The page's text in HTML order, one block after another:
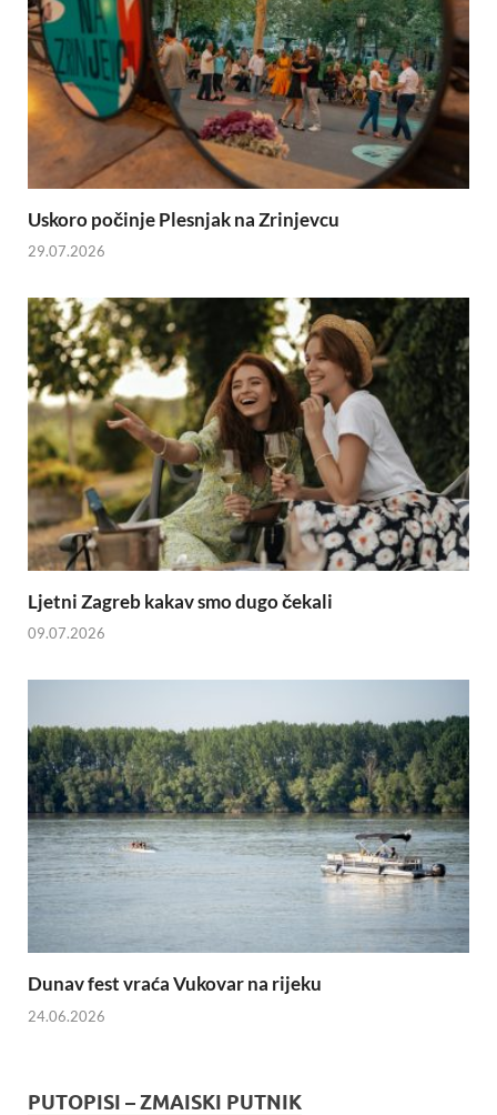
Uskoro počinje Plesnjak na Zrinjevcu
29.07.2026
Ljetni Zagreb kakav smo dugo čekali
09.07.2026
Dunav fest vraća Vukovar na rijeku
24.06.2026
PUTOPISI – ZMAISKI PUTNIK